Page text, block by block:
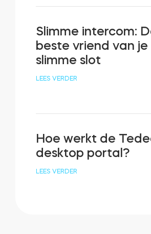
Slimme intercom:
beste vriend van je
slimme slot
LEES VERDER
Hoe werkt de
desktop portal?
LEES VERDER